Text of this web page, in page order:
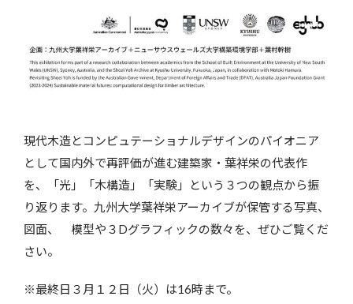
現代木造とコンピュテーショナルデザインのパイオニア
として国内外で再評価が進む建築家・葉祥栄の代表作
を、「光」「木構造」「実験」という３つの観点から振
り返ります。九州大学葉祥栄アーカイブが保管する写真、
図面、 模型や３Dグラフィックの数々を、ぜひご覧くだ
さい。
※最終日３月１２日（火）は16時まで。